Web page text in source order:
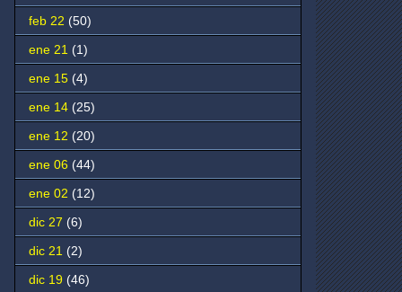
feb 22 (50)
ene 21 (1)
ene 15 (4)
ene 14 (25)
ene 12 (20)
ene 06 (44)
ene 02 (12)
dic 27 (6)
dic 21 (2)
dic 19 (46)